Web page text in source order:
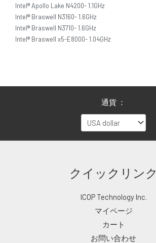
Intel® Apollo Lake N4200- 1.1GHz
Intel® Braswell N3160- 1.6GHz
Intel® Braswell N3710- 1.6GHz
Intel® Braswell x5-E8000- 1.04GHz
通貨 ：
クイックリンク
ICOP Technology Inc.
マイページ
カート
お問い合わせ